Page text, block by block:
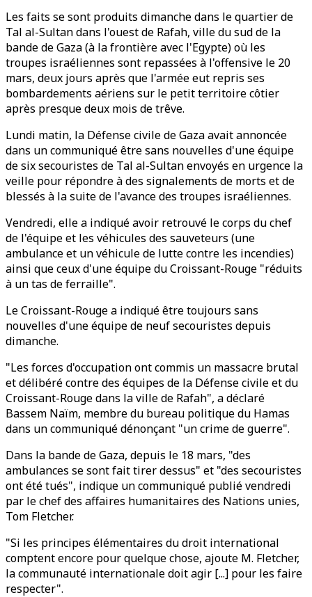
Les faits se sont produits dimanche dans le quartier de
Tal al-Sultan dans l'ouest de Rafah, ville du sud de la
bande de Gaza (à la frontière avec l'Egypte) où les
troupes israéliennes sont repassées à l'offensive le 20
mars, deux jours après que l'armée eut repris ses
bombardements aériens sur le petit territoire côtier
après presque deux mois de trêve.
Lundi matin, la Défense civile de Gaza avait annoncée
dans un communiqué être sans nouvelles d'une équipe
de six secouristes de Tal al-Sultan envoyés en urgence la
veille pour répondre à des signalements de morts et de
blessés à la suite de l'avance des troupes israéliennes.
Vendredi, elle a indiqué avoir retrouvé le corps du chef
de l'équipe et les véhicules des sauveteurs (une
ambulance et un véhicule de lutte contre les incendies)
ainsi que ceux d'une équipe du Croissant-Rouge "réduits
à un tas de ferraille".
Le Croissant-Rouge a indiqué être toujours sans
nouvelles d'une équipe de neuf secouristes depuis
dimanche.
"Les forces d'occupation ont commis un massacre brutal
et délibéré contre des équipes de la Défense civile et du
Croissant-Rouge dans la ville de Rafah", a déclaré
Bassem Naïm, membre du bureau politique du Hamas
dans un communiqué dénonçant "un crime de guerre".
Dans la bande de Gaza, depuis le 18 mars, "des
ambulances se sont fait tirer dessus" et "des secouristes
ont été tués", indique un communiqué publié vendredi
par le chef des affaires humanitaires des Nations unies,
Tom Fletcher.
"Si les principes élémentaires du droit international
comptent encore pour quelque chose, ajoute M. Fletcher,
la communauté internationale doit agir [...] pour les faire
respecter".